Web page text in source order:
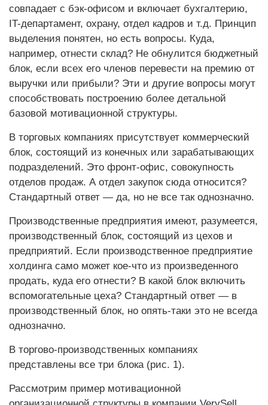
совпадает с бэк-офисом и включает бухгалтерию,
IT-департамент, охрану, отдел кадров и т.д. Принцип
выделения понятен, но есть вопросы. Куда,
например, отнести склад? Не обнулится бюджетный
блок, если всех его членов перевести на премию от
выручки или прибыли? Эти и другие вопросы могут
способствовать построению более детальной
базовой мотивационной структуры.
В торговых компаниях присутствует коммерческий
блок, состоящий из конечных или зарабатывающих
подразделений. Это фронт-офис, совокупность
отделов продаж. А отдел закупок сюда относится?
Стандартный ответ — да, но не все так однозначно.
Производственные предприятия имеют, разумеется,
производственный блок, состоящий из цехов и
предприятий. Если производственное предприятие
холдинга само может кое-что из произведенного
продать, куда его отнести? В какой блок включить
вспомогательные цеха? Стандартный ответ — в
производственный блок, но опять-таки это не всегда
однозначно.
В торгово-производственных компаниях
представлены все три блока (рис. 1).
Рассмотрим пример мотивационной